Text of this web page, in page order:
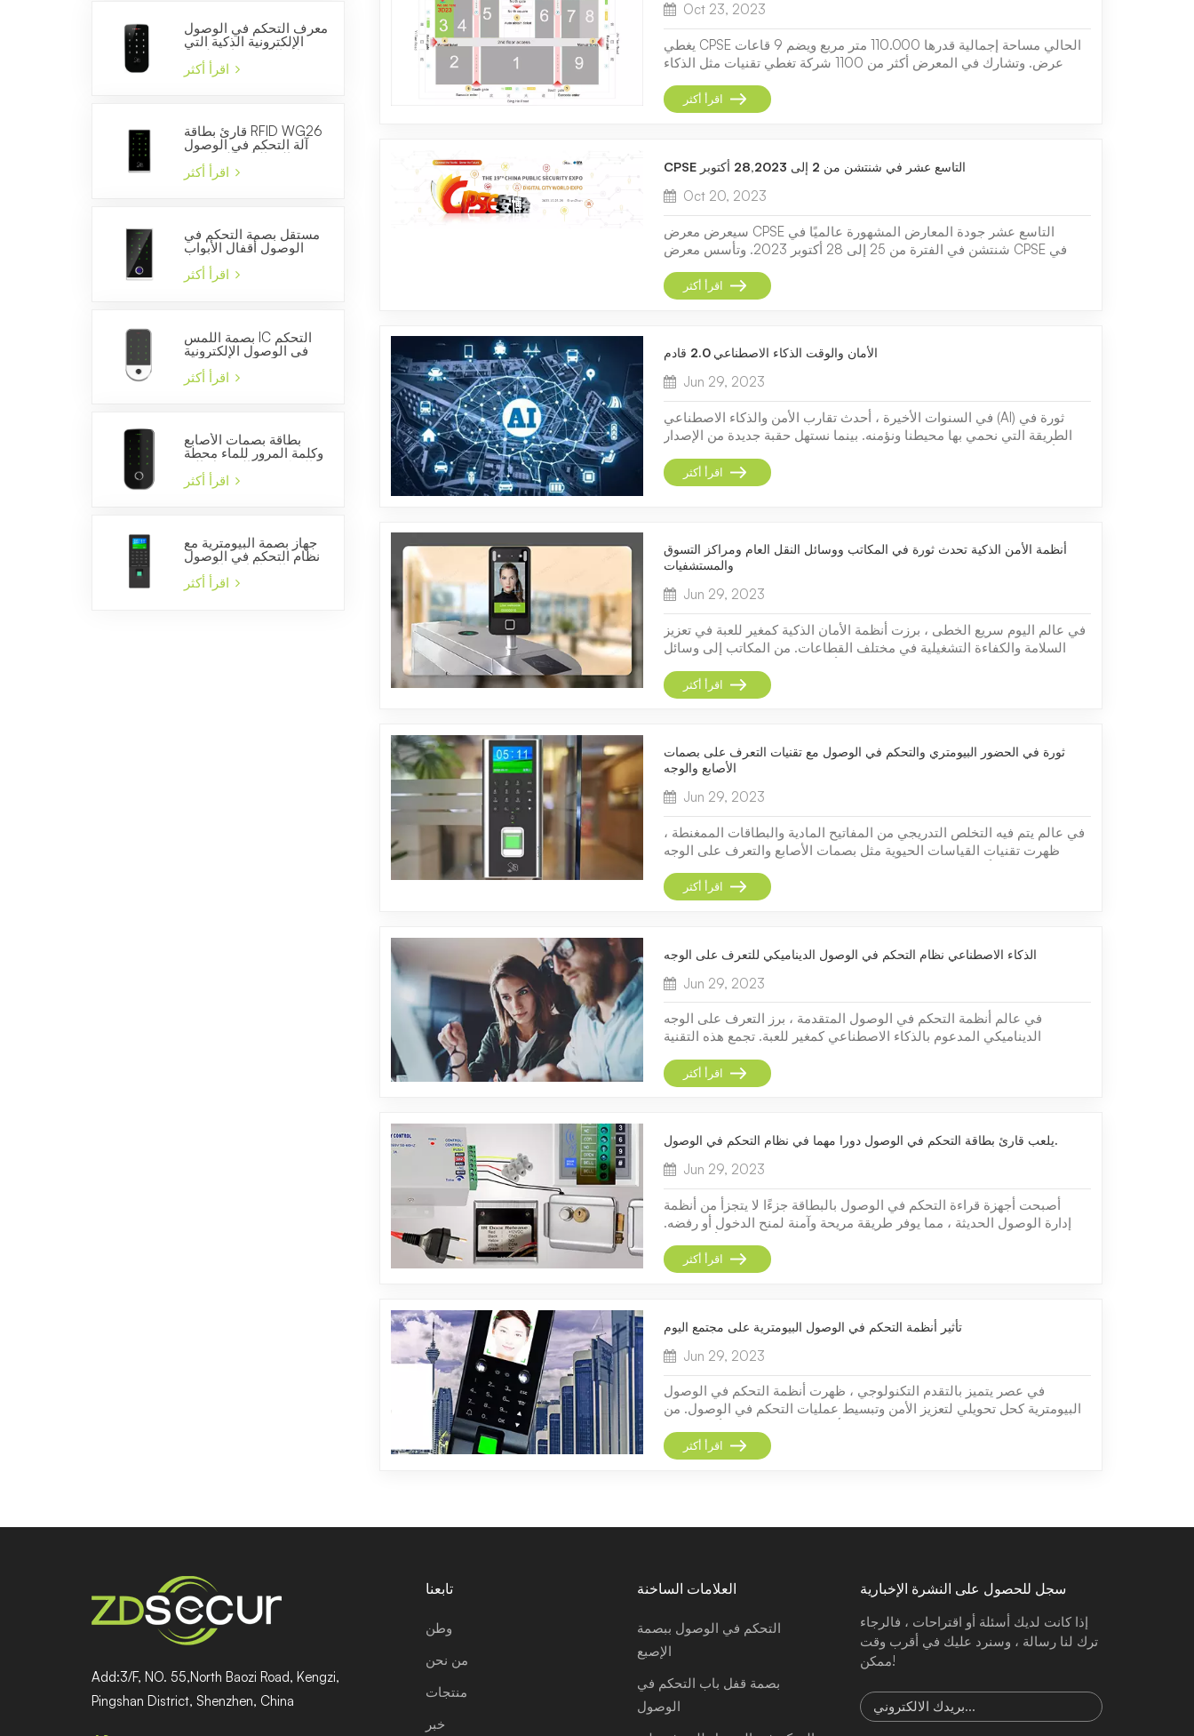
معرف التحكم في الوصول
الإلكترونية الذكية التي
تعمل باللمس قارئ لوحة
المفاتيح للسيطرة على
الباب
قارئ بطاقة RFID WG26
آلة التحكم في الوصول
إلى الباب المستقلة
مستقل بصمة التحكم في
الوصول أقفال الأبواب
WG26 قارئ بطاقة الهوية
بصمة اللمس IC التحكم
في الوصول الإلكترونية
قفل الباب بوابة فتاحة
الذكية قارئ لوحة المفاتيح
بطاقة بصمات الأصابع
وكلمة المرور للماء محطة
التحكم في الوصول إلى
الباب المستقل
جهاز بصمة البيومترية مع
نظام التحكم في الوصول
إلى الباب والشركة
المصنعة للوقت الحضور
Oct 23, 2023
يغطي CPSE الحالي مساحة إجمالية قدرها 110.000 متر مربع ويضم 9 قاعات
عرض. وتشارك في المعرض أكثر من 1100 شركة تغطي تقنيات مثل الذكاء
المعرض الأمن الرقمي، والنقل الرقمي، والعدالة الرقمية، والإدارة الحضرية
اقرأ أكثر
CPSE التاسع عشر في شنتشن من 2 إلى 28,2023 أكتوبر
Oct 20, 2023
سيعرض معرض CPSE التاسع عشر جودة المعارض المشهورة عالميًا في
شنتشن في الفترة من 25 إلى 28 أكتوبر 2023. وتأسس معرض CPSE في
النمو. وقد أقامت 18 معرضًا أمنيًا بمساحة عرض تبلغ 1.8 مليون متر مربع،
اقرأ أكثر
الأمان والوقت الذكاء الاصطناعي 2.0 قادم
Jun 29, 2023
في السنوات الأخيرة ، أحدث تقارب الأمن والذكاء الاصطناعي (AI) ثورة في
الطريقة التي نحمي بها محيطنا ونؤمنه. بينما نستهل حقبة جديدة من الإصدار
إلى توفير إمكانات غير مسبوقة ، مما يمهد الطريق لمستقبل أكثر أمانًا وذكاءً.مع
التقدم ا...
اقرأ أكثر
أنظمة الأمن الذكية تحدث ثورة في المكاتب ووسائل النقل العام ومراكز التسوق
والمستشفيات
Jun 29, 2023
في عالم اليوم سريع الخطى ، برزت أنظمة الأمان الذكية كمغير للعبة في تعزيز
السلامة والكفاءة التشغيلية في مختلف القطاعات. من المكاتب إلى وسائل
بالذكاء الاصطناعي ثورة في بروتوكولات الأمان ، مما أدى إلى تغيير الطريقة
التي نحمي بها هذه...
اقرأ أكثر
ثورة في الحضور البيومتري والتحكم في الوصول مع تقنيات التعرف على بصمات
الأصابع والوجه
Jun 29, 2023
في عالم يتم فيه التخلص التدريجي من المفاتيح المادية والبطاقات الممغنطة ،
ظهرت تقنيات القياسات الحيوية مثل بصمات الأصابع والتعرف على الوجه
الصناعات هذه الحلول المتطورة لضمان تعزيز الأمان والعمليات المبسطة في
اقرأ أكثر
الذكاء الاصطناعي نظام التحكم في الوصول الديناميكي للتعرف على الوجه
Jun 29, 2023
في عالم أنظمة التحكم في الوصول المتقدمة ، برز التعرف على الوجه
الديناميكي المدعوم بالذكاء الاصطناعي كمغير للعبة. تجمع هذه التقنية
في الوصول عالية الدقة وفعالة وآمنة.مع التعرف على الوجه الديناميكي
اقرأ أكثر
يلعب قارئ بطاقة التحكم في الوصول دورا مهما في نظام التحكم في الوصول.
Jun 29, 2023
أصبحت أجهزة قراءة التحكم في الوصول بالبطاقة جزءًا لا يتجزأ من أنظمة
إدارة الوصول الحديثة ، مما يوفر طريقة مريحة وآمنة لمنح الدخول أو رفضه.
المفاتيح ، مما يوفر مصادقة سريعة للأفراد المصرح لهم. في هذه المقالة
اقرأ أكثر
تأثير أنظمة التحكم في الوصول البيومترية على مجتمع اليوم
Jun 29, 2023
في عصر يتميز بالتقدم التكنولوجي ، ظهرت أنظمة التحكم في الوصول
البيومترية كحل تحويلي لتعزيز الأمن وتبسيط عمليات التحكم في الوصول. من
بصمات الأصابع أو ملامح الوجه أو أنماط قزحية العين ، توفر هذه الأنظمة آلية
اقرأ أكثر
Add:3/F, NO. 55,North Baozi Road, Kengzi,
Pingshan District, Shenzhen, China
تابعنا
وطن
من نحن
منتجات
خبر
العلامات الساخنة
التحكم في الوصول ببصمة
الإصبع
بصمة قفل باب التحكم في
الوصول
سجل للحصول على النشرة الإخبارية
إذا كانت لديك أسئلة أو اقتراحات ، فالرجاء
ترك لنا رسالة ، وسنرد عليك في أقرب وقت
ممكن!